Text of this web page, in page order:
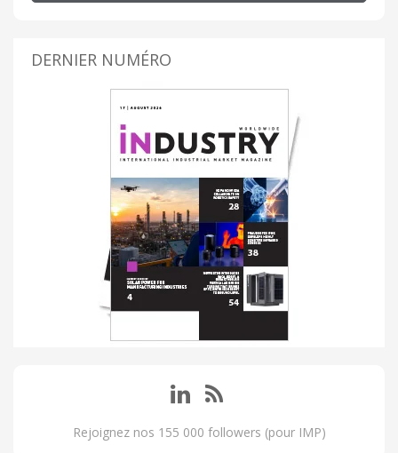
DERNIER NUMÉRO
Rejoignez nos 155 000 followers (pour IMP)